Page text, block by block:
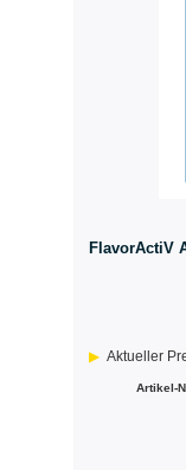
FlavorActiV
Aktueller
Artikel-